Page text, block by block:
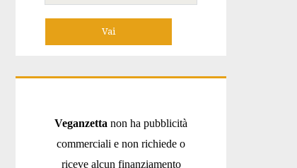
per:
Veganzetta non ha pubblicità
commerciali e non richiede o
riceve alcun finanziamento